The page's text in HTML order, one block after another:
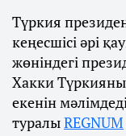
Түркия
кеңесшісі әрі
жөніндегі
Хакки
екенін
туралыREGNUM